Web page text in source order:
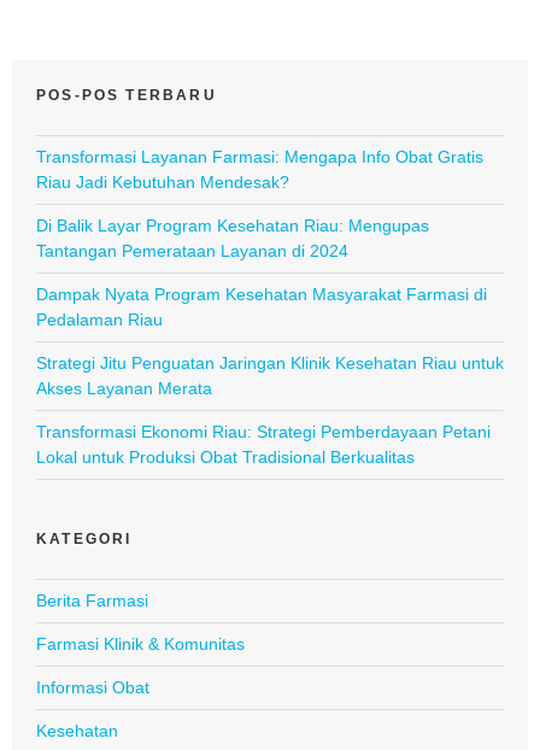
POS-POS TERBARU
Transformasi Layanan Farmasi: Mengapa Info Obat Gratis
Riau Jadi Kebutuhan Mendesak?
Di Balik Layar Program Kesehatan Riau: Mengupas
Tantangan Pemerataan Layanan di 2024
Dampak Nyata Program Kesehatan Masyarakat Farmasi di
Pedalaman Riau
Strategi Jitu Penguatan Jaringan Klinik Kesehatan Riau untuk
Akses Layanan Merata
Transformasi Ekonomi Riau: Strategi Pemberdayaan Petani
Lokal untuk Produksi Obat Tradisional Berkualitas
KATEGORI
Berita Farmasi
Farmasi Klinik & Komunitas
Informasi Obat
Kesehatan